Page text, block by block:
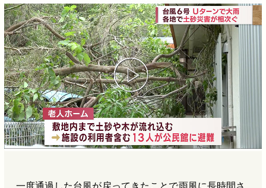
b
o
o
k
n
a
a
d
s